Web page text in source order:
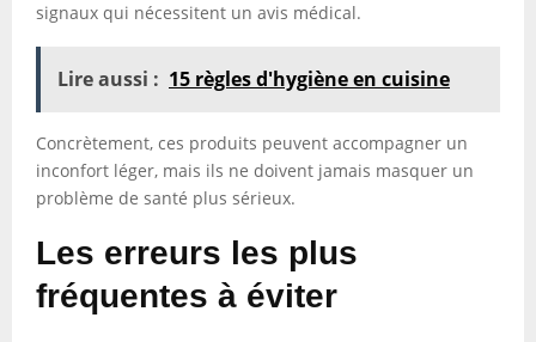
signaux qui nécessitent un avis médical.
Lire aussi : 15 règles d'hygiène en cuisine
Concrètement, ces produits peuvent accompagner un
inconfort léger, mais ils ne doivent jamais masquer un
problème de santé plus sérieux.
Les erreurs les plus
fréquentes à éviter